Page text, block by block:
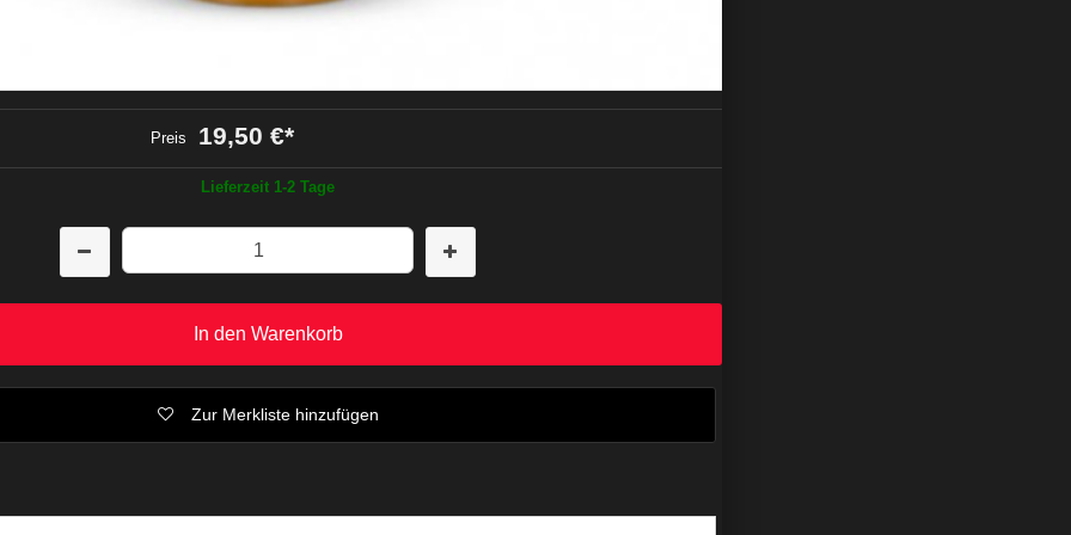
Preis 19,50 €*
Lieferzeit 1-2 Tage
In den Warenkorb
Zur Merkliste hinzufügen